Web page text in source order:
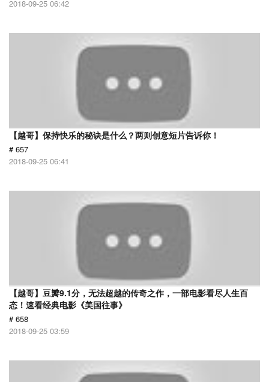
2018-09-25 06:42
【越哥】保持快乐的秘诀是什么？两则创意短片告诉你！
# 657
2018-09-25 06:41
【越哥】豆瓣9.1分，无法超越的传奇之作，一部电影看尽人生百
态！速看经典电影《美国往事》
# 658
2018-09-25 03:59